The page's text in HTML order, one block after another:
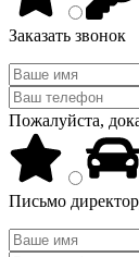
Заказать звонок
Пожалуйста,
Письмо